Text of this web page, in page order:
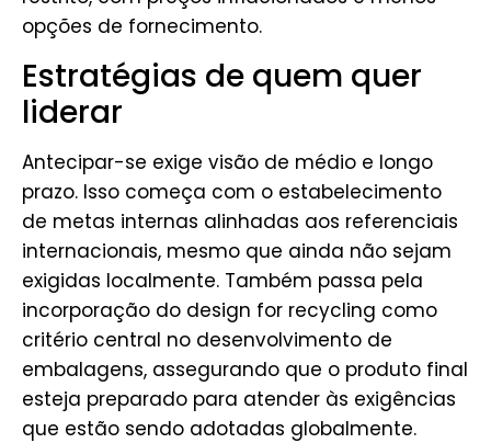
opções de fornecimento.
Estratégias de quem quer
liderar
Antecipar-se exige visão de médio e longo
prazo. Isso começa com o estabelecimento
de metas internas alinhadas aos referenciais
internacionais, mesmo que ainda não sejam
exigidas localmente. Também passa pela
incorporação do design for recycling como
critério central no desenvolvimento de
embalagens, assegurando que o produto final
esteja preparado para atender às exigências
que estão sendo adotadas globalmente.